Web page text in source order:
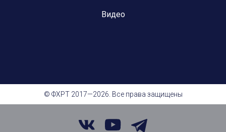
Видео
© ФХРТ 2017—2026. Все права защищены